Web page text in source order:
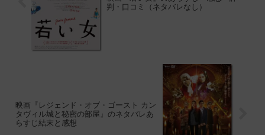
判・口コミ（ネタバレなし）
映画『レジェンド・オブ・ゴースト カン
タヴィル城と秘密の部屋』のネタバレあ
らすじ結末と感想